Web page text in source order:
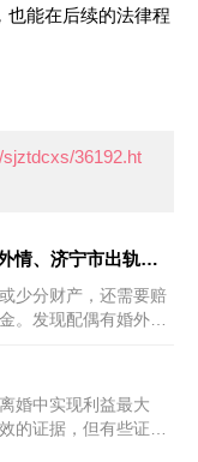
也能在后续的法律程
36192.ht
济宁市私人私家侦探外遇婚外情、济宁市出轨小三调查取证公司：出轨收集证据技巧
少分财产，还需要赔
。发现配偶有婚外
，为您解答如下：
婚中实现利益最大
的证据，但有些证据